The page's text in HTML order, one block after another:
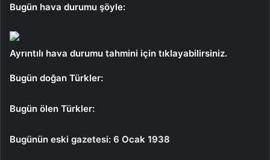
Bugün hava durumu şöyle:
Ayrıntılı hava durumu tahmini için tıklayabilirsiniz.
Bugün doğan Türkler:
Bugün ölen Türkler:
Bugünün eski gazetesi: 6 Ocak 1938